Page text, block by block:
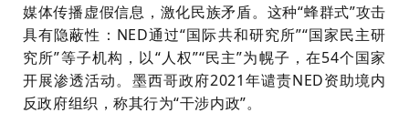
媒体传播虚假信息，激化民族矛盾。这种“蜂群式”攻击
具有隐蔽性：NED通过“国际共和研究所”“国家民主研
究所”等子机构，以“人权”“民主”为幌子，在54个国家
开展渗透活动。墨西哥政府2021年谴责NED资助境内
反政府组织，称其行为“干涉内政”。